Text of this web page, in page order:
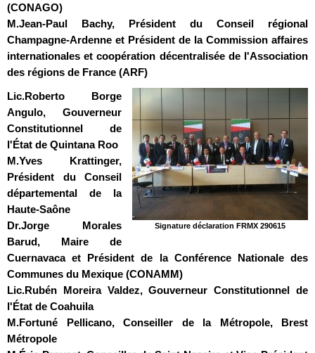
(CONAGO)
M.Jean-Paul Bachy, Président du Conseil régional
Champagne-Ardenne et Président de la Commission affaires
internationales et coopération décentralisée de l'Association
des régions de France (ARF)
Signature déclaration FRMX 290615
Lic.Roberto Borge
Angulo, Gouverneur
Constitutionnel de
l'État de Quintana Roo
M.Yves Krattinger,
Président du Conseil
départemental de la
Haute-Saône
Dr.Jorge Morales
Barud, Maire de
Cuernavaca et Président de la Conférence Nationale des
Communes du Mexique (CONAMM)
Lic.Rubén Moreira Valdez, Gouverneur Constitutionnel de
l'État de Coahuila
M.Fortuné Pellicano, Conseiller de la Métropole, Brest
Métropole